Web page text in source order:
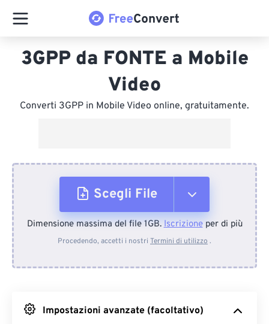
3GPP da FONTE a Mobile
Video
Converti 3GPP in Mobile Video online, gratuitamente.
Scegli File
Dal dispositivo
Da Google Drive
Dimensione massima del file 1GB.Iscrizioneper di più
Procedendo, accetti i nostri Termini di utilizzo .
Impostazioni avanzate (facoltativo)